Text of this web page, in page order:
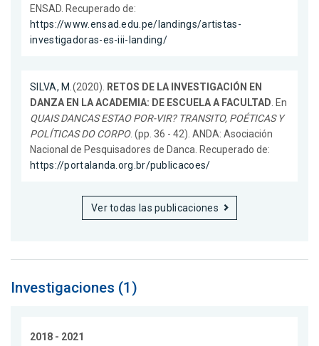
ENSAD. Recuperado de:
https://www.ensad.edu.pe/landings/artistas-
investigadoras-es-iii-landing/
SILVA, M. (2020).
RETOS DE LA INVESTIGACIÓN EN
DANZA EN LA ACADEMIA: DE ESCUELA A FACULTAD . En
QUAIS DANCAS ESTAO POR-VIR? TRANSITO, POÉTICAS Y
POLÍTICAS DO CORPO. (pp. 36 - 42). ANDA: Asociación
Nacional de Pesquisadores de Danca. Recuperado de:
https://portalanda.org.br/publicacoes/
Ver todas las publicaciones
Investigaciones (1)
2018 - 2021